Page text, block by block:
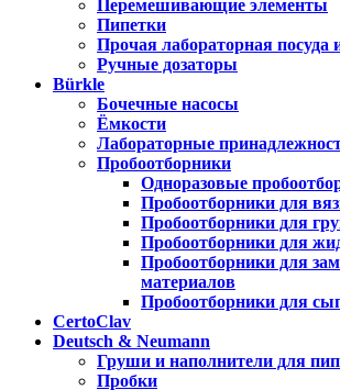
Перемешивающие элементы
Пипетки
Прочая лабораторная посуда
Ручные дозаторы
Bürkle
Бочечные насосы
Ёмкости
Лабораторные
Пробоотборники
Одноразовые
Пробоотборники для
Пробоотборники для
Пробоотборники для
Пробоотборники для
материалов
Пробоотборники для
CertoClav
Deutsch & Neumann
Груши и наполнители для
Пробки